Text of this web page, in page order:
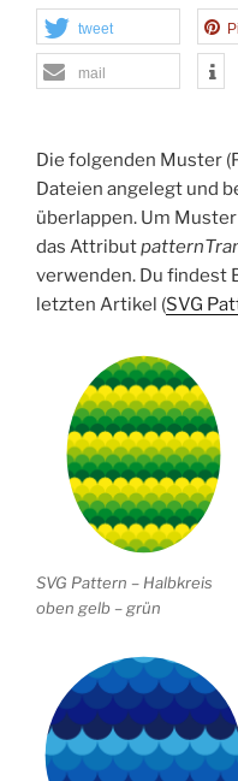
tweet
mail
Die folgenden Muster
Dateien angelegt und
überlappen. Um
das Attribut
verwenden. Du findest
letzten Artikel (SVG
SVG Pattern – Halbkreis
oben gelb – grün